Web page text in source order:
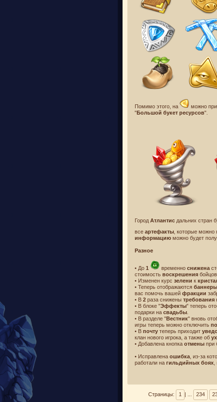
Помимо этого, на
можно
"Большой букет ресурсов".
Город Атлантис дальних стран
все артефакты , которые можно
информацию можно будет
Разное
• До 1 временно снижена
стоимость воскрешения
• Изменен курс зелени к
• Теперь отображаются баннеры
вас помочь вашей фракции
• В 2 раза снижены требования
• В блоке "Эффекты" теперь
подарки на свадьбы
• В разделе "Вестник" вновь
игры теперь можно отключить
• В почту теперь приходит
клан нового игрока, а также об
• Добавлена кнопка отмены при
• Исправлена ошибка , из-за
работали на гильдийных боях
Страницы: 1 | ... 234